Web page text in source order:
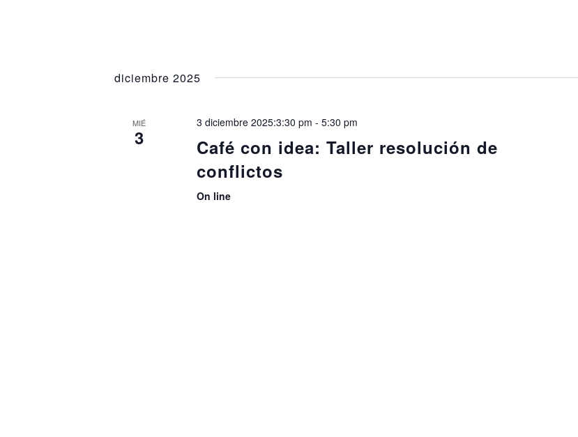
diciembre 2025
MIÉ
3
3 diciembre 2025:3:30 pm -5:30 pm
Café con idea: Taller resolución de
conflictos
On line